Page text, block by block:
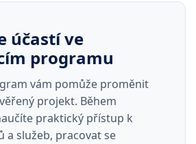
účastí ve
programu
vám pomůže proměnit
projekt. Během
praktický přístup k
a služeb, pracovat se